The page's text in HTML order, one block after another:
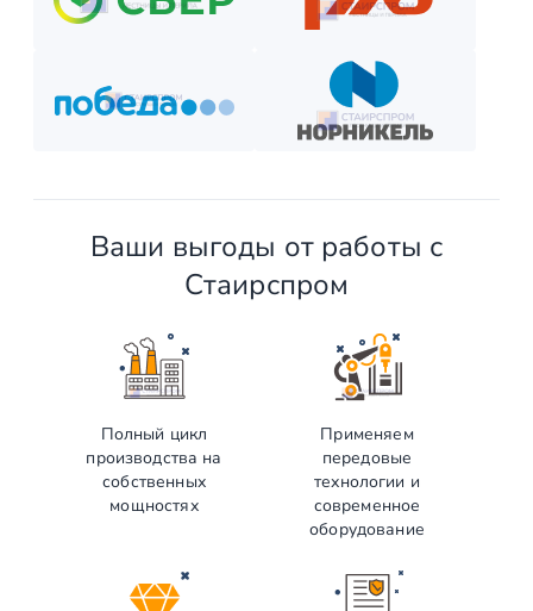
Ваши выгоды от работы с
Стаирспром
Полный цикл
производства на
собственных
мощностях
Применяем
передовые
технологии и
современное
оборудование